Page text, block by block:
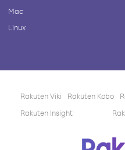
Mac
Linux
Rakuten Viki Rakuten Kobo
Rakuten Insight